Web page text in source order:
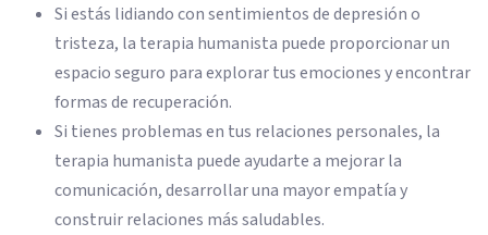
Si estás lidiando con sentimientos de depresión o
tristeza, la terapia humanista puede proporcionar un
espacio seguro para explorar tus emociones y encontrar
formas de recuperación.
Si tienes problemas en tus relaciones personales, la
terapia humanista puede ayudarte a mejorar la
comunicación, desarrollar una mayor empatía y
construir relaciones más saludables.